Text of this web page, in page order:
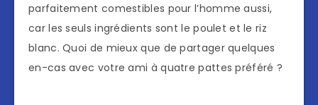
parfaitement comestibles pour l’homme aussi,
car les seuls ingrédients sont le poulet et le riz
blanc. Quoi de mieux que de partager quelques
en-cas avec votre ami à quatre pattes préféré ?